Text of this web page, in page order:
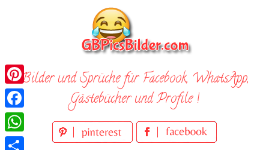
Bilder und Sprüche für Facebook, WhatsApp,
Gästebücher und Profile !
Pinterest
Facebook
WhatsApp